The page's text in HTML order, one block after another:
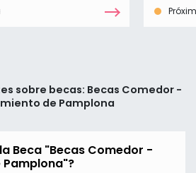
sobre becas: Becas Comedor -
de Pamplona
Beca "Becas Comedor -